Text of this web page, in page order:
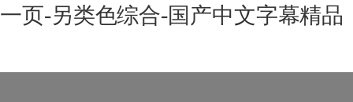
一页-另类色综合-国产中文字幕精品